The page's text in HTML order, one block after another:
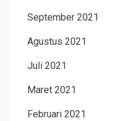
September 2021
Agustus 2021
Juli 2021
Maret 2021
Februari 2021